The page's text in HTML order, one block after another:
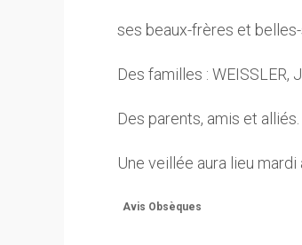
ses beaux-frères et
Des familles : WEISSLER,
Des parents, amis et alliés.
Une veillée aura lieu
Avis Obsèques